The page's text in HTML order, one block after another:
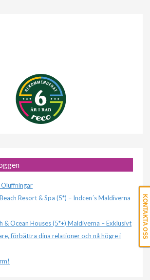
Öluffningar
Resort & Spa (5*) – Indcen´s Maldiverna
& Ocean Houses (5*+) Maldiverna – Exklusivt
förbättra dina relationer och nå högre i
KONTAKTA OSS